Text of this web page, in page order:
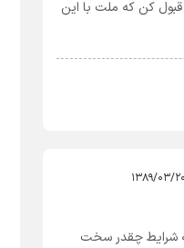
کن که ملت با این
شرایط چقدر سخت